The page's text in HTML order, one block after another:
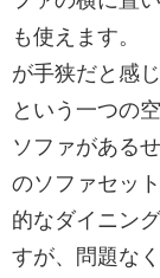
も使えます。
が手狭だと感
という一つの
ソファがある
のソファセッ
的なダイニン
すが、問題な